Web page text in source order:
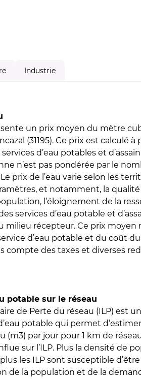
Industrie
un prix moyen du mètre
(31195). Ce prix est calculé
d’eau potables et
n’est pas pondérée par le
prix de l’eau varie selon les
et notamment, la qualité
l’éloignement de la
services d’eau potable et
milieu récepteur. Ce prix moyen
d’eau potable et du coût
compte des taxes et diverses
potable sur le réseau
de Perte du réseau (ILP) est
potable qui permet
(m3) par jour pour 1 km de
sur l’ILP. Plus la densité de
les ILP sont susceptible
de la population et de la